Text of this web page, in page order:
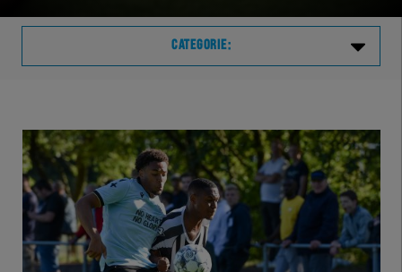
CATEGORIE:
VVVHER
TELHER
HERVOL